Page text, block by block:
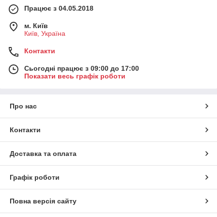
Працює з 04.05.2018
м. Київ
Київ, Україна
Контакти
Сьогодні працює з 09:00 до 17:00
Показати весь графік роботи
Про нас
Контакти
Доставка та оплата
Графік роботи
Повна версія сайту